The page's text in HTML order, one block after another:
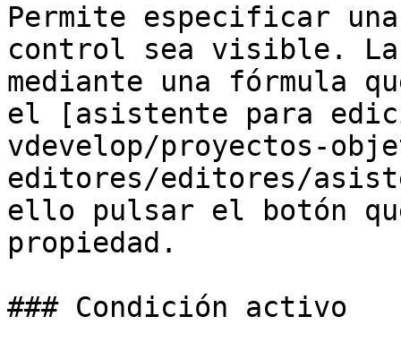
Permite especificar
control sea visible. La
mediante una fórmula
el [asistente para
vdevelop/proyectos-
editores/editores/
ello pulsar el botón
propiedad.
### Condición activo